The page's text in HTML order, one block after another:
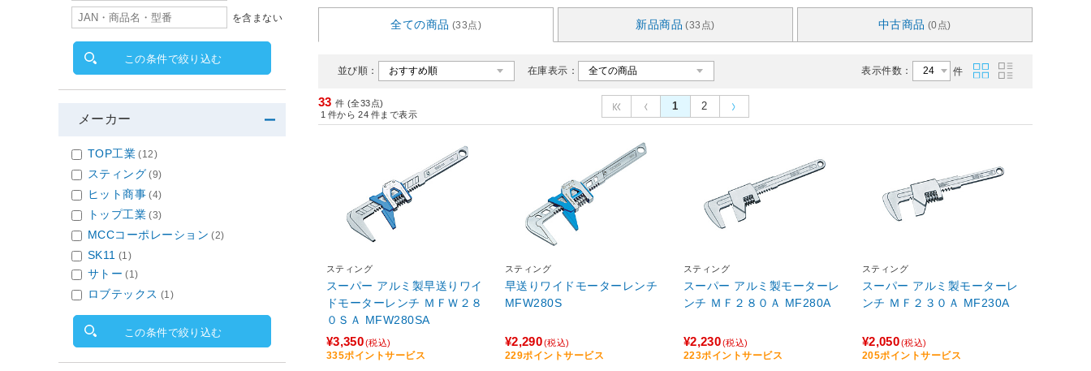
全ての商品 (33点) 新品商品 (33点) 中古商品 (0点)
並び順： 在庫表示： 表示件数： 件
33 件 (全33点)
1 件から 24 件まで表示
1 2
スティング
スーパー アルミ製早送りワイ
ドモーターレンチ ＭＦＷ２８
０ＳＡ MFW280SA
¥3,350(税込)
335ポイントサービス
スティング
早送りワイドモーターレンチ
MFW280S
¥2,290(税込)
229ポイントサービス
スティング
スーパー アルミ製モーターレ
ンチ ＭＦ２８０Ａ MF280A
¥2,230(税込)
223ポイントサービス
スティング
スーパー アルミ製モーターレ
ンチ ＭＦ２３０Ａ MF230A
¥2,050(税込)
205ポイントサービス
を含まない
この条件で絞り込む
メーカー
TOP工業 (12)
スティング (9)
ヒット商事 (4)
トップ工業 (3)
MCCコーポレーション (2)
SK11 (1)
サトー (1)
ロブテックス (1)
この条件で絞り込む